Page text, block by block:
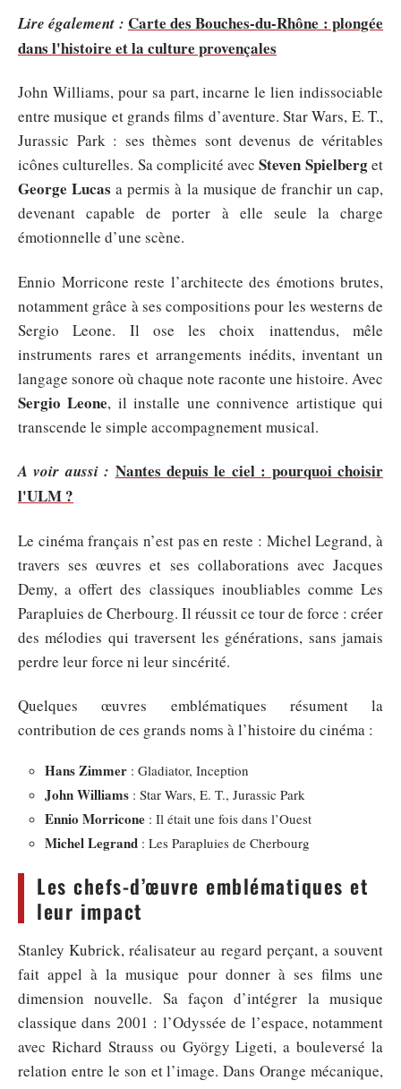
Lire également : Carte des Bouches-du-Rhône : plongée
dans l'histoire et la culture provençales
John Williams, pour sa part, incarne le lien indissociable
entre musique et grands films d’aventure. Star Wars, E. T.,
Jurassic Park : ses thèmes sont devenus de véritables
icônes culturelles. Sa complicité avecSteven Spielberget
George Lucas a permis à la musique de franchir un cap,
devenant capable de porter à elle seule la charge
émotionnelle d’une scène.
Ennio Morricone reste l’architecte des émotions brutes,
notamment grâce à ses compositions pour les westerns de
Sergio Leone. Il ose les choix inattendus, mêle
instruments rares et arrangements inédits, inventant un
langage sonore où chaque note raconte une histoire. Avec
Sergio Leone, il installe une connivence artistique qui
transcende le simple accompagnement musical.
A voir aussi : Nantes depuis le ciel : pourquoi choisir
l'ULM ?
Le cinéma français n’est pas en reste : Michel Legrand, à
travers ses œuvres et ses collaborations avec Jacques
Demy, a offert des classiques inoubliables comme Les
Parapluies de Cherbourg. Il réussit ce tour de force : créer
des mélodies qui traversent les générations, sans jamais
perdre leur force ni leur sincérité.
Quelques œuvres emblématiques résument la
contribution de ces grands noms à l’histoire du cinéma :
Hans Zimmer : Gladiator, Inception
John Williams : Star Wars, E. T., Jurassic Park
Ennio Morricone : Il était une fois dans l’Ouest
Michel Legrand : Les Parapluies de Cherbourg
Les chefs-d’œuvre emblématiques et
leur impact
Stanley Kubrick, réalisateur au regard perçant, a souvent
fait appel à la musique pour donner à ses films une
dimension nouvelle. Sa façon d’intégrer la musique
classique dans 2001 : l’Odyssée de l’espace, notamment
avec Richard Strauss ou György Ligeti, a bouleversé la
relation entre le son et l’image. Dans Orange mécanique,